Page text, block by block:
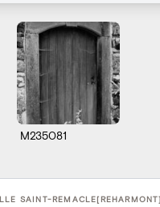
M235081
SAINT-